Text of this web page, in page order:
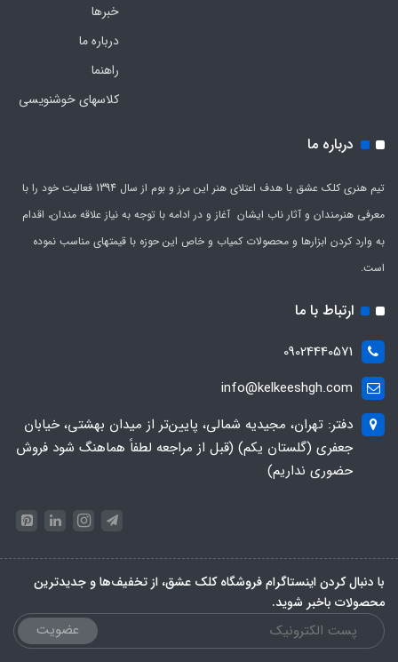
خبرها
درباره ما
راهنما
کلاسهای خوشنویسی
درباره ما
تیم هنری کلک عشق با هدف اعتلای هنر این مرز و بوم از سال 1394 فعالیت خود را با
معرفی هنرمندان و آثار ناب ایشان آغاز و در ادامه با توجه به نیاز علاقه مندان، اقدام
به وارد کردن ابزارها و محصولات کمیاب و خاص این حوزه با قیمتهای مناسب نموده
است.
ارتباط با ما
09024440571
info@kelkeeshgh.com
دفتر: تهران، مجیدیه شمالی، پایین‌تر از میدان بهشتی، خیابان
جعفری (گلستان یکم) (قبل از مراجعه لطفاً هماهنگ شود فروش
حضوری نداریم)
با دنبال کردن اینستاگرام فروشگاه کلک عشق، از تخفیف‌ها و جدیدترین‌
محصولات باخبر شوید.
عضویت